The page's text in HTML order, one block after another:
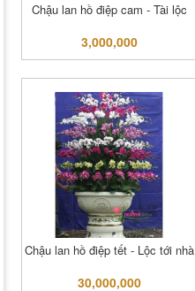
Chậu lan hồ điệp cam - Tài lộc
3,000,000
Chậu lan hồ điệp tết - Lộc tới nhà
30,000,000